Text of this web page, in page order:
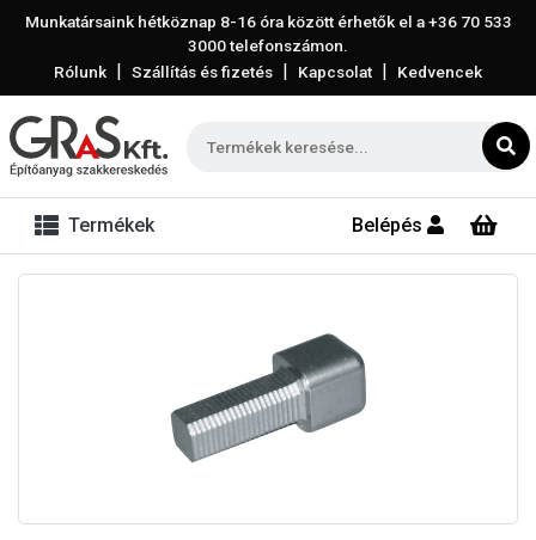
Munkatársaink hétköznap 8-16 óra között érhetők el a+36 70 533
3000telefonszámon.
Rólunk | Szállítás és fizetés | Kapcsolat | Kedvencek
Termékek Belépés